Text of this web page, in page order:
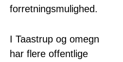
forretningsmulighed.
I Taastrup og omegn
har flere offentlige